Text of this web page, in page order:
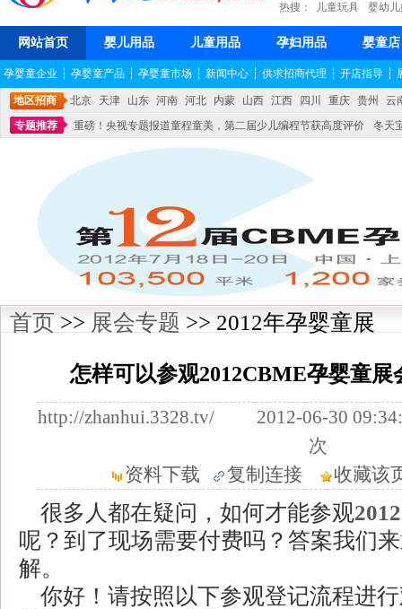
热搜： 儿童玩具 婴幼
网站首页 婴儿用品 儿童用品 孕妇用品 婴童店
孕婴童企业 ┆ 孕婴童产品 ┆ 孕婴童市场 ┆ 新闻中心 ┆ 供求招商代理 ┆ 开店指导 ┆
地区招商 北京 天津 山东 河南 河北 内蒙 山西 江西 四川 重庆 贵州
云
专题推荐
重磅！央视专题报道童程童美，第二届少儿编程节获高度评价
冬天
不能再单纯地销售产品,而要向增强服务转型,毕竟母婴产品比较特殊。”
首页 >> 展会专题 >> 2012年孕婴童展
怎样可以参观2012CBME孕婴童
http://zhanhui.3328.tv/ 2012-06-30
次
资料下载
复制连接 收藏该
很多人都在疑问，如何才能参观
呢？到了现场需要付费吗？答案我们
解。
你好！请按照以下参观登记流程进